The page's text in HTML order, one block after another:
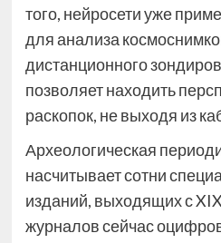
того, нейросети уже
для анализа
дистанционного
позволяет находить
раскопок, не выходя из
Археологическая
насчитывает сотни
изданий, выходящих с
журналов сейчас